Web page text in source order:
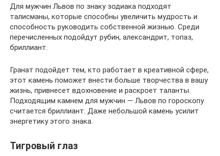
Для мужчин Львов по знаку зодиака подходят
талисманы, которые способны увеличить мудрость и
способность руководить собственной жизнью. Среди
перечисленных подойдут рубин, александрит, топаз,
бриллиант.
Гранат подойдет тем, кто работает в креативной сфере,
этот камень поможет внести больше творчества в вашу
жизнь, привнесет вдохновение и раскроет таланты.
Подходящим камнем для мужчин — Львов по гороскопу
считается бриллиант. Даже небольшой камень усилит
энергетику этого знака.
Тигровый глаз